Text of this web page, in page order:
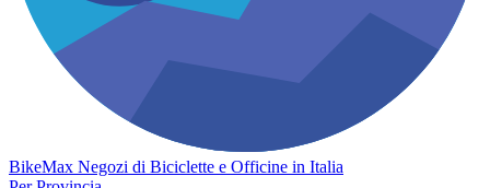
BikeMax Negozi di Biciclette e Officine in Italia